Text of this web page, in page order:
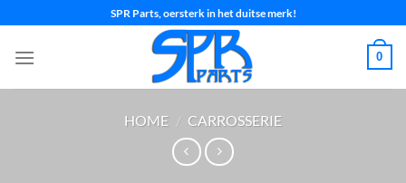
inhoud
SPR Parts, oersterk in het duitse merk!
0
HOME / CARROSSERIE